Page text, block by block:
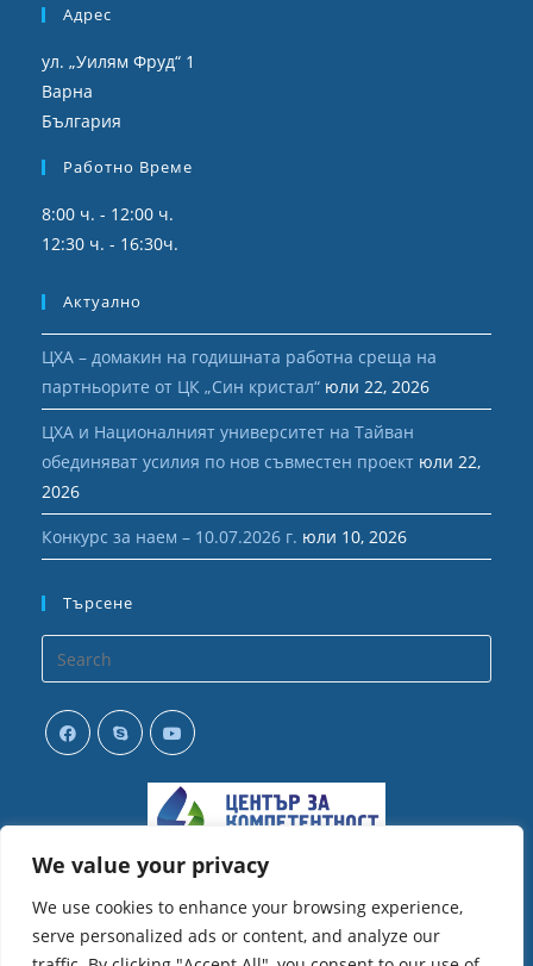
We value your privacy
We use cookies to enhance your browsing experience,
serve personalized ads or content, and analyze our
Адрес
ул. „Уилям Фруд“ 1
Варна
България
Работно Време
8:00 ч. - 12:00 ч.
12:30 ч. - 16:30ч.
Актуално
ЦХА – домакин на годишната работна среща на
партньорите от ЦК „Син кристал“ юли 22, 2026
ЦХА и Националният университет на Тайван
обединяват усилия по нов съвместен проект юли 22,
2026
Конкурс за наем – 10.07.2026 г. юли 10, 2026
Търсене
your
application